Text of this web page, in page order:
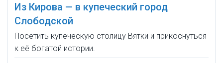
Из Кирова — в купеческий город
Слободской
Посетить купеческую столицу Вятки и прикоснуться
к её богатой истории.